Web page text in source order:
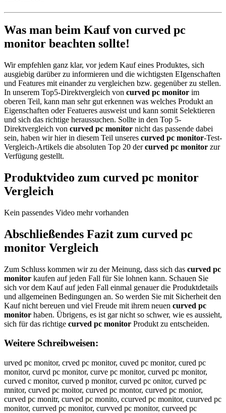
Was man beim Kauf von curved pc
monitor beachten sollte!
Wir empfehlen ganz klar, vor jedem Kauf eines Produktes, sich
ausgiebig darüber zu informieren und die wichtigsten EIgenschaften
und Features mit einander zu vergleichen bzw. gegenüber zu stellen.
In unserem Top5-Direktvergleich von curved pc monitor im
oberen Teil, kann man sehr gut erkennen was welches Produkt an
Eigenschaften oder Featueres ausweist und kann somit Selektieren
und sich das richtige heraussuchen. Sollte in den Top 5-
Direktvergleich von curved pc monitor nicht das passende dabei
sein, haben wir hier in diesem Teil unseres curved pc monitor-Test-
Vergleich-Artikels die absoluten Top 20 dercurved pc monitor zur
Verfügung gestellt.
Produktvideo zum curved pc monitor
Vergleich
Kein passendes Video mehr vorhanden
Abschließendes Fazit zum curved pc
monitor Vergleich
Zum Schluss kommen wir zu der Meinung, dass sich das curved pc
monitor kaufen auf jeden Fall für Sie lohnen kann. Schauen Sie
sich vor dem Kauf auf jeden Fall einmal genauer die Produktdetails
und allgemeinen Bedingungen an. So werden Sie mit Sicherheit den
Kauf nicht bereuen und viel Freude mit ihrem neuen curved pc
monitor haben. Übrigens, es ist gar nicht so schwer, wie es aussieht,
sich für das richtige curved pc monitor Produkt zu entscheiden.
Weitere Schreibweisen:
urved pc monitor, crved pc monitor, cuved pc monitor, cured pc
monitor, curvd pc monitor, curve pc monitor, curved pc monitor,
curved c monitor, curved p monitor, curved pc onitor, curved pc
mnitor, curved pc moitor, curved pc montor, curved pc monior,
curved pc monitr, curved pc monito, ccurved pc monitor, cuurved pc
monitor, currved pc monitor, curvved pc monitor, curveed pc